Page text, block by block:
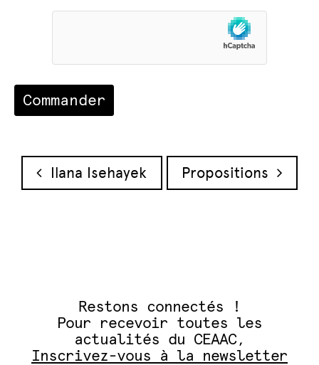
Navigation des articles
Ilana Isehayek Propositions
Restons connectés !
Pour recevoir toutes les
actualités du CEAAC,
Inscrivez-vous à la newsletter